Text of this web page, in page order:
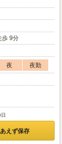
歩 9分
夜
夜勤
えず保存